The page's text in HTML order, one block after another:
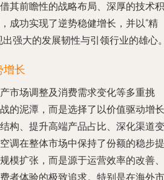
其前瞻性的战略布局、深厚的技术积
成功实现了逆势稳健增长，并以“精
强大的发展韧性与引领行业的雄心
增长
市场调整及消费需求变化等多重挑
的泥潭，而是选择了以价值驱动增长
构、提升高端产品占比、深化渠道变
调在整体市场中保持了份额的稳步提
模扩张，而是源于运营效率的改善、
者体验的极致追求。特别是在海外市